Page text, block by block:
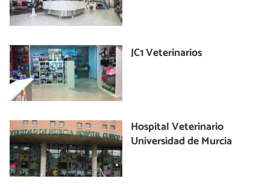
JC1 Veterinarios
Hospital Veterinario
Universidad de Murcia